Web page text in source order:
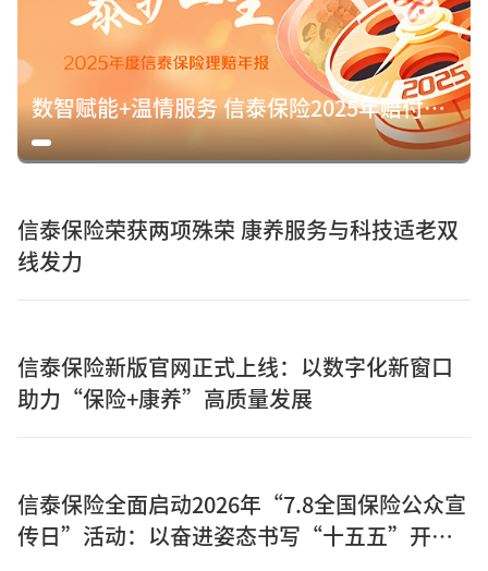
数智赋能+温情服务 信泰保险2025年赔付15.8亿元诠释保险初心
信泰保险荣获两项殊荣 康养服务与科技适老双
线发力
信泰保险新版官网正式上线：以数字化新窗口
助力“保险+康养”高质量发展
信泰保险全面启动2026年“7.8全国保险公众宣
传日”活动：以奋进姿态书写“十五五”开局